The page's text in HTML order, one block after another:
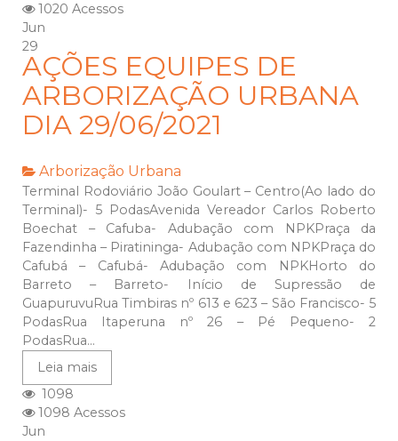
1020 Acessos
Jun
29
AÇÕES EQUIPES DE
ARBORIZAÇÃO URBANA
DIA 29/06/2021
Arborização Urbana
Terminal Rodoviário João Goulart – Centro(Ao lado do
Terminal)- 5 PodasAvenida Vereador Carlos Roberto
Boechat – Cafuba- Adubação com NPKPraça da
Fazendinha – Piratininga- Adubação com NPKPraça do
Cafubá – Cafubá- Adubação com NPKHorto do
Barreto – Barreto- Início de Supressão de
GuapuruvuRua Timbiras nº 613 e 623 – São Francisco- 5
PodasRua Itaperuna nº 26 – Pé Pequeno- 2
PodasRua...
Leia mais
1098
1098 Acessos
Jun